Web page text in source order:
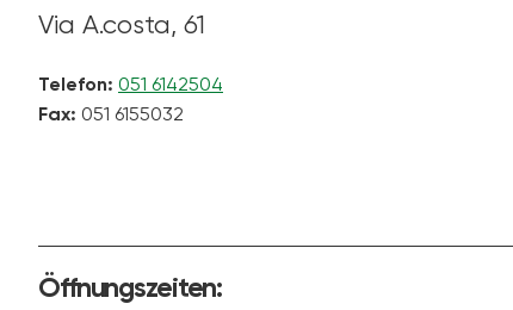
Via A.costa, 61
Telefon: 051 6142504
Fax: 051 6155032
Öffnungszeiten: